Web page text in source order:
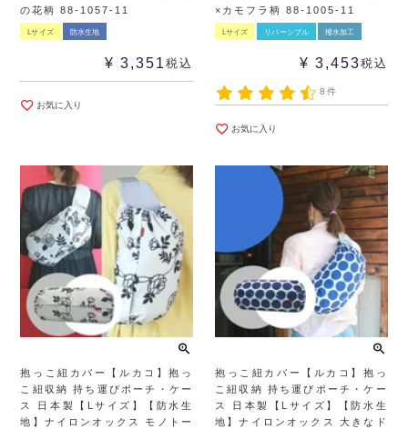
の花柄 88-1057-11
Lサイズ 防水生地
¥ 3,351 税込
お気に入り
×カモフラ柄 88-1005-11
Lサイズ リバーシブル 撥水加工
¥ 3,453税込
8件
お気に入り
抱っこ紐カバー【ルカコ】抱っ
こ紐収納 持ち運びポーチ・ケー
ス 日本製【Lサイズ】【防水生
地】ナイロンオックス モノトー
抱っこ紐カバー【ルカコ】抱っ
こ紐収納 持ち運びポーチ・ケー
ス 日本製【Lサイズ】【防水生
地】ナイロンオックス 大きなド